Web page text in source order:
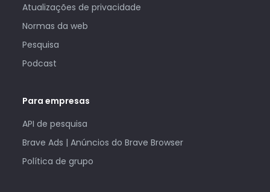
Atualizações de privacidade
Normas da web
Pesquisa
Podcast
Para empresas
API de pesquisa
Brave Ads | Anúncios do Brave Browser
Política de grupo